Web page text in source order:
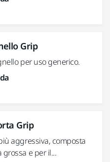
Grip
per uso generico.
Grip
aggressiva, composta
grossa e per il...